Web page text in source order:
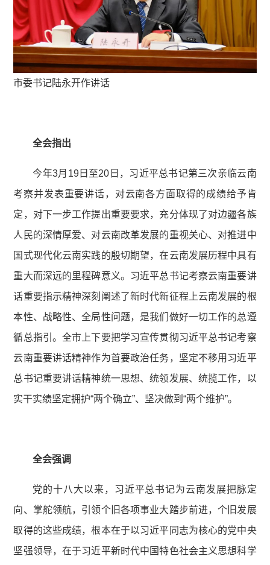
市委书记陆永开作讲话
全会指出
今年3月19日至20日，习近平总书记第三次亲临云南
考察并发表重要讲话，对云南各方面取得的成绩给予肯
定，对下一步工作提出重要要求，充分体现了对边疆各族
人民的深情厚爱、对云南改革发展的重视关心、对推进中
国式现代化云南实践的殷切期望，在云南发展历程中具有
重大而深远的里程碑意义。习近平总书记考察云南重要讲
话重要指示精神深刻阐述了新时代新征程上云南发展的根
本性、战略性、全局性问题，是我们做好一切工作的总遵
循总指引。全市上下要把学习宣传贯彻习近平总书记考察
云南重要讲话精神作为首要政治任务，坚定不移用习近平
总书记重要讲话精神统一思想、统领发展、统揽工作，以
实干实绩坚定拥护“两个确立”、坚决做到“两个维护”。
全会强调
党的十八大以来，习近平总书记为云南发展把脉定
向、掌舵领航，引领个旧各项事业大踏步前进，个旧发展
取得的这些成绩，根本在于以习近平同志为核心的党中央
坚强领导，在于习近平新时代中国特色社会主义思想科学